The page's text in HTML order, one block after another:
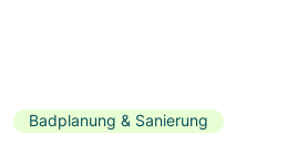
Badplanung & Sanierung